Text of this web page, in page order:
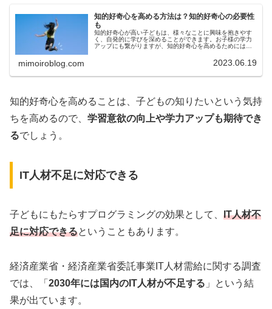
知的好奇心を高める方法は？知的好奇心の必要性
も
知的好奇心が高い子どもは、様々なことに興味を抱きやす
く、自発的に学びを深めることができます。お子様の学力
アップにも繋がりますが、知的好奇心を高めるためには、
mimoiroblog.com 2023.06.19
知的好奇心を高めることは、子どもの知りたいという気持
ちを高めるので、 学習意欲の向上や学力アップも期待でき
るでしょう。
IT人材不足に対応できる
子どもにもたらすプログラミングの効果として、 IT人材不
足に対応できるということもあります。
経済産業省・経済産業省委託事業IT人材需給に関する調査
では、「 2030年には国内のIT人材が不足する 」という結
果が出ています。